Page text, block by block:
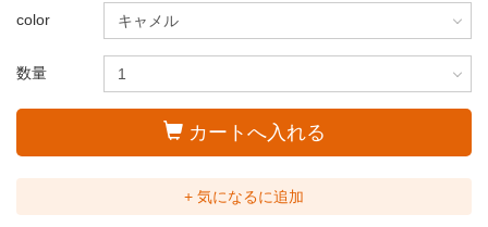
color
数量
カートへ入れる
+ 気になるに追加